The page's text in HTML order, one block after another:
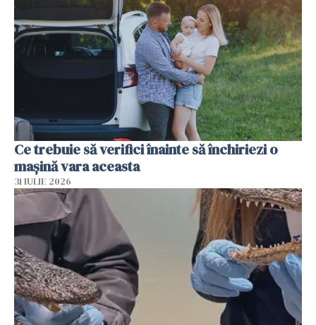
Ce trebuie să verifici înainte să închiriezi o
mașină vara aceasta
31 IULIE 2026